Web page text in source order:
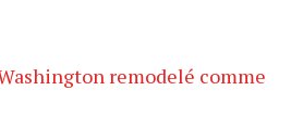
remodelé comme